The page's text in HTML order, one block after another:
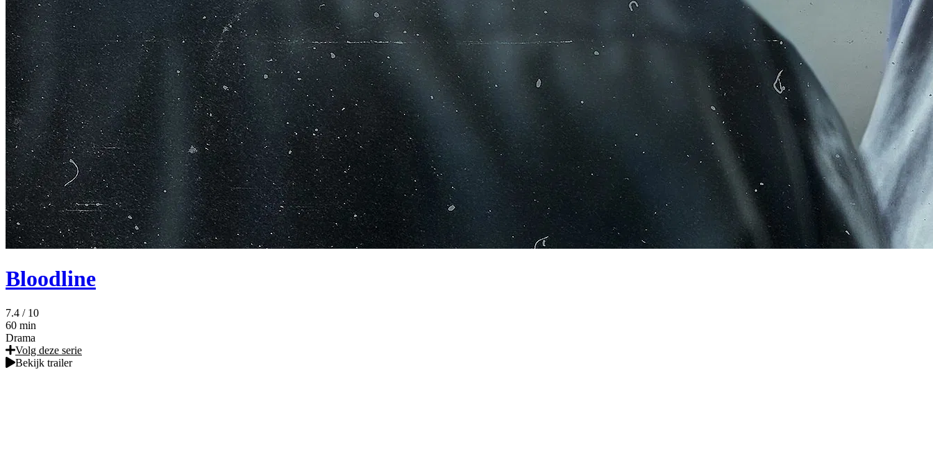
Bloodline
7.4 / 10
60 min
Drama
Volg deze serie
Bekijk trailer